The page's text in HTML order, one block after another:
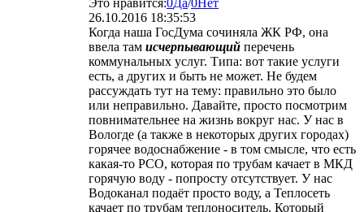
26.10.2016 18:35:53
Когда наша ГосДума сочиняла ЖК РФ, она
ввела там исчерпывающий перечень
коммунальных услуг. Типа: вот такие услуги
есть, а других и быть не может. Не будем
рассуждать тут на тему: правильно это было
или неправильно. Давайте, просто посмотрим
повнимательнее на жизнь вокруг нас. У нас в
Вологде (а также в некоторых других городах)
горячее водоснабжение - в том смысле, что есть
какая-то РСО, которая по трубам качает в МКД
горячую воду - попросту отсутствует. У нас
Водоканал подаёт просто воду, а Теплосеть
качает по трубам теплоноситель. Который